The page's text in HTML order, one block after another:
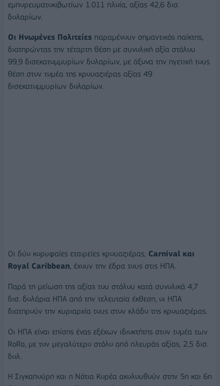
εμπορευματοκιβωτίων 1.011 πλοία, αξίας 42,6 δισ.
δολαρίων.
Οι Ηνωμένες Πολιτείες παραμένουν σημαντικός παίκτης,
διατηρώντας την τέταρτη θέση με συνολική αξία στόλου
99,9 δισεκατομμυρίων δολαρίων, με άξονα την ηγετική τους
θέση στον τομέα της κρουαζιέρας αξίας 49
δισεκατομμυρίων δολαρίων.
Οι δύο κορυφαίες εταιρείες κρουαζιέρας, Carnival και
Royal Caribbean, έχουν την έδρα τους στις ΗΠΑ.
Παρά τη μείωση της αξίας του στόλου κατά συνολικά 4,7
δισ. δολάρια ΗΠΑ από την τελευταία έκθεση, οι ΗΠΑ
διατηρούν την κυριαρχία τους στον κλάδο της κρουαζιέρας.
Οι ΗΠΑ είναι επίσης ένας εξέχων ιδιοκτήτης στον τομέα των
RoRo, με τον μεγαλύτερο στόλο από πλευράς αξίας, 2,5 δισ.
δολ.
Η Σιγκαπούρη και η Νότια Κορέα ακολουθούν στην 5η και 6η